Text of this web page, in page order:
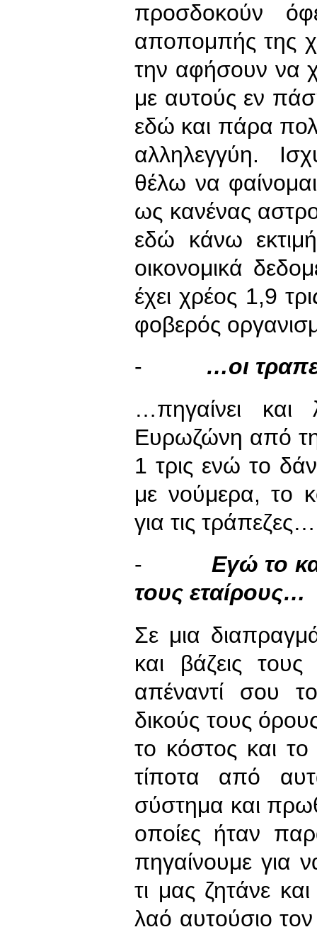
προσδοκούν
αποπομπής της
την αφήσουν να
με αυτούς εν
εδώ και πάρα
αλληλεγγύη.
θέλω να
ως κανένας
εδώ κάνω
οικονομικά
έχει χρέος 1,9
φοβερός
- …οι
…πηγαίνει
Ευρωζώνη από
1 τρις ενώ το
με νούμερα, το
για τις
- Εγώ το
τους εταίρους…
Σε μια
και βάζεις
απέναντί σου
δικούς τους
το κόστος και
τίποτα από
σύστημα και
οποίες ήταν
πηγαίνουμε για
τι μας ζητάνε
λαό αυτούσιο